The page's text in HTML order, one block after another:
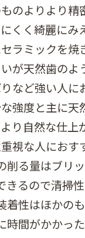
のよりより精
くく綺麗にみ
セラミックを焼
が天然歯のよ
など強い人に
な強度と主に
り自然な仕上
視な人におす
削る量はブリ
きるので清掃
着性はほかの
時間がかかっ